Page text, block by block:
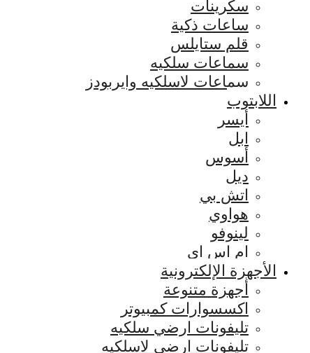
سكرينات
ساعات ذكية
قلم ستايلس
سماعات سلكيه
سماعات لاسلكيه وايربودز
اللابتوب
أيسر
ابل
أسوس
ديل
اتش بي
هواوي
لينوفو
ام اس اي
الأجهزة الإلكترونية
أجهزة متنوعة
اكسسوارات كمبيوتر
تليفونات ارضي سلكيه
تليفونات ارضي لاسلكيه